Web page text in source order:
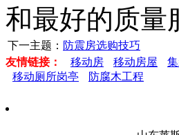
和最好的质量
下一主题： 防震房选购技巧
友情链接：
移动房 移动房屋
移动厕所岗亭
防腐木工程